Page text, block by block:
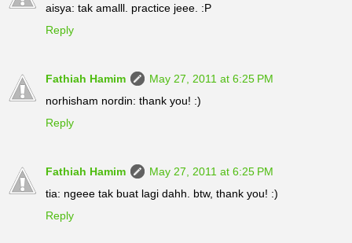
aisya: tak amalll. practice jeee. :P
Reply
Fathiah Hamim
May 27, 2011 at 6:25 PM
norhisham nordin: thank you! :)
Reply
Fathiah Hamim
May 27, 2011 at 6:25 PM
tia: ngeee tak buat lagi dahh. btw, thank you! :)
Reply